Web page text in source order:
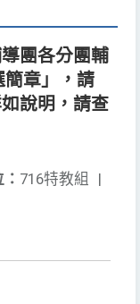
團各分團輔
簡章」，請
說明，請查
716特教組 |